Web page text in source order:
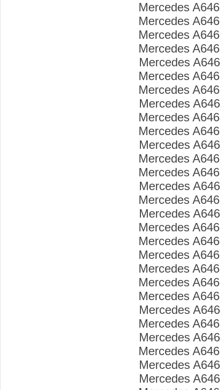
Mercedes
Mercedes
Mercedes
Mercedes
Mercedes
Mercedes
Mercedes
Mercedes
Mercedes
Mercedes
Mercedes
Mercedes
Mercedes
Mercedes
Mercedes
Mercedes
Mercedes
Mercedes
Mercedes
Mercedes
Mercedes
Mercedes
Mercedes
Mercedes
Mercedes
Mercedes
Mercedes
Mercedes